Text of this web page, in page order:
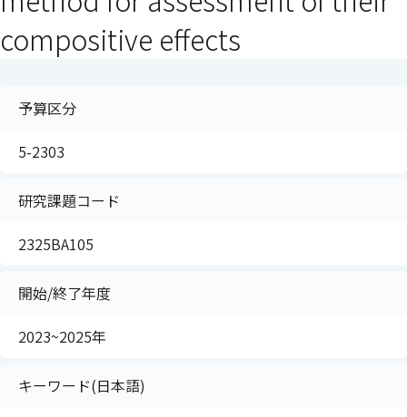
compositive effects
予算区分
5-2303
研究課題コード
2325BA105
開始/終了年度
2023~2025年
キーワード(日本語)